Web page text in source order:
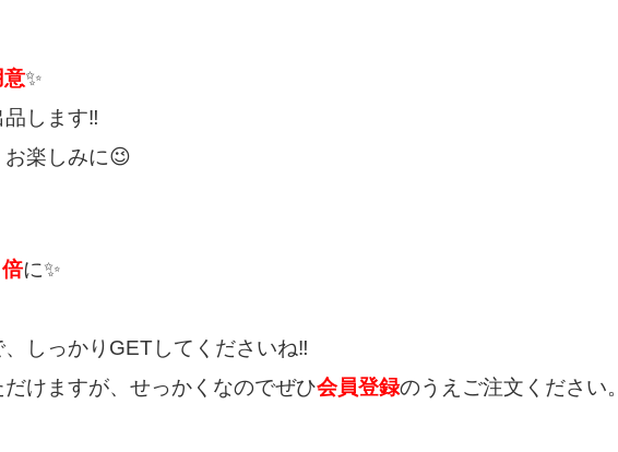
意✨
します‼
楽しみに😉
に✨
しっかりGETしてくださいね‼
けますが、せっかくなのでぜひ会員登録のうえご注文ください。